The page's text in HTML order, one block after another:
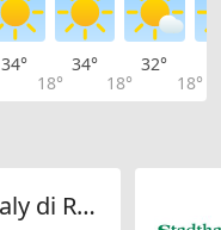
34°
18°
34°
18°
32°
18°
Bottega Little Italy di Raimondi Luca